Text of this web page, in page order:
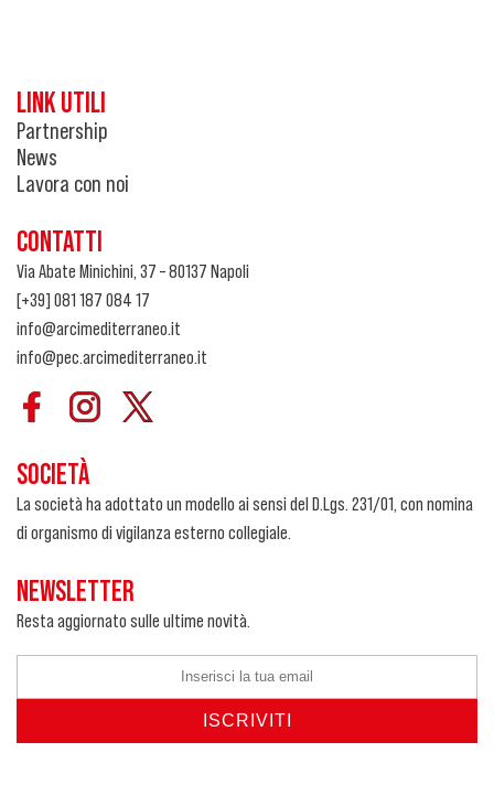
LINK UTILI
Partnership
News
Lavora con noi
CONTATTI
Via Abate Minichini, 37 – 80137 Napoli
[+39] 081 187 084 17
info@arcimediterraneo.it
info@pec.arcimediterraneo.it
SOCIETÀ
La società ha adottato un modello ai sensi del D.Lgs. 231/01, con nomina
di organismo di vigilanza esterno collegiale.
NEWSLETTER
Resta aggiornato sulle ultime novità.